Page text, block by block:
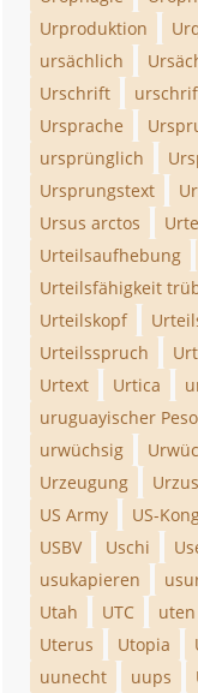
Urproduktion
ursächlich
Urschrift
Ursprache
ursprünglich
Ursprungstext
Ursus arctos
Urteilsaufhebung
Urteilsfähigkeit
Urteilskopf
Urteilsspruch
Urtext
Urtica
uruguayischer Peso
urwüchsig
Urzeugung
US Army
US-
USBV
Uschi
usukapieren
Utah
UTC
Uterus
Utopia
uunecht
uups